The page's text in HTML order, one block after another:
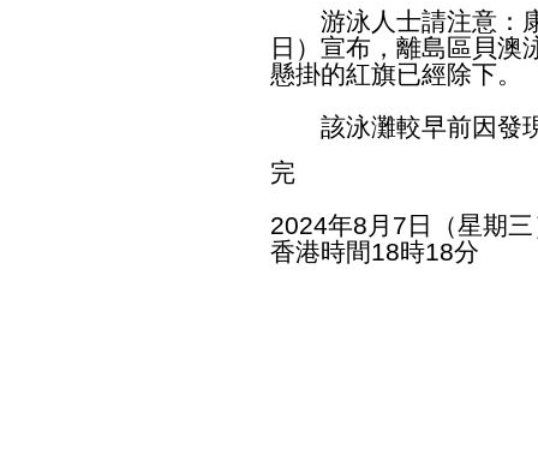
游泳人士請注意：康
日）宣布，離島區貝澳
懸掛的紅旗已經除下。
該泳灘較早前因發
完
2024年8月7日（星期
香港時間18時18分